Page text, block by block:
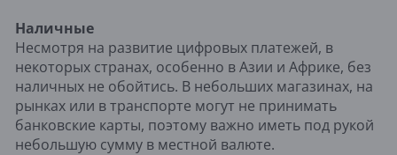
Наличные
Несмотря на развитие цифровых платежей, в
некоторых странах, особенно в Азии и Африке, без
наличных не обойтись. В небольших магазинах, на
рынках или в транспорте могут не принимать
банковские карты, поэтому важно иметь под рукой
небольшую сумму в местной валюте.